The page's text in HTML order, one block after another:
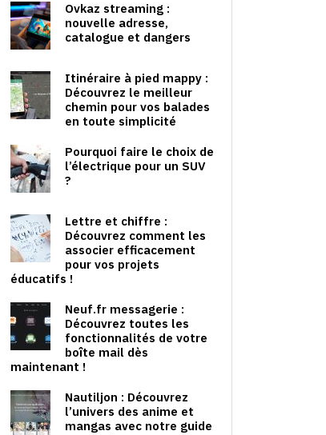
Ovkaz streaming :
nouvelle adresse,
catalogue et dangers
Itinéraire à pied mappy :
Découvrez le meilleur
chemin pour vos balades
en toute simplicité
Pourquoi faire le choix de
l’électrique pour un SUV
?
Lettre et chiffre :
Découvrez comment les
associer efficacement
pour vos projets
éducatifs !
Neuf.fr messagerie :
Découvrez toutes les
fonctionnalités de votre
boîte mail dès
maintenant !
Nautiljon : Découvrez
l’univers des anime et
mangas avec notre guide